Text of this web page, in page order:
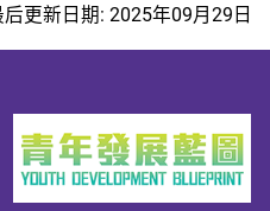
更新日期: 2025年09月29日